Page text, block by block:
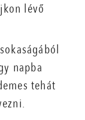
lévő
napba
tehát